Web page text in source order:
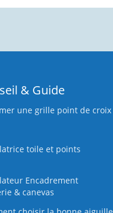
& Guide
une grille point de croix
toile et points
Encadrement
& canevas